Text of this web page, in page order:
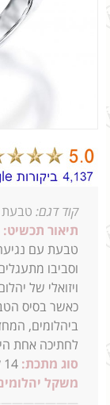
קוד דגם: טבעת
תיאור תכשיט:
ויזואלי של
כאשר בסיס
ביהלומים,
לחתיכה אחת
סוג מתכת: 14
משקל